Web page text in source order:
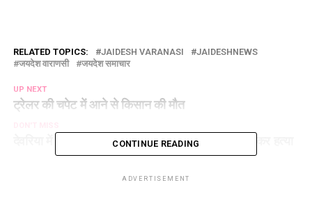
RELATED TOPICS: JAIDESH VARANASI
JAIDESHNEWS
जयदेश वाराणसी
जयदेश समाचार
UP NEXT
ट्रेलर की चपेट में आने से किसान की मौत
देवरिया में मामूली विवाद बना खूनी संघर्ष, युवक की चाकू मारकर हत्या
CONTINUE READING
ADVERTISEMENT